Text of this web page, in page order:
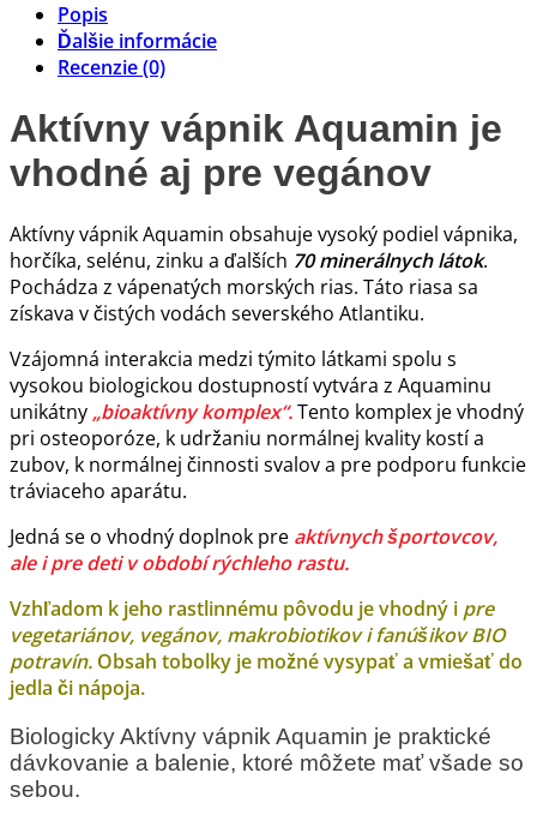
Popis
Ďalšie informácie
Recenzie (0)
Aktívny vápnik Aquamin je
vhodné aj pre vegánov
Aktívny vápnik Aquamin obsahuje vysoký podiel vápnika,
horčíka, selénu, zinku a ďalších 70 minerálnych látok.
Pochádza z vápenatých morských rias. Táto riasa sa
získava v čistých vodách severského Atlantiku.
Vzájomná interakcia medzi týmito látkami spolu s
vysokou biologickou dostupností vytvára z Aquaminu
unikátny „bioaktívny komplex“.Tento komplex je vhodný
pri osteoporóze, k udržaniu normálnej kvality kostí a
zubov, k normálnej činnosti svalov a pre podporu funkcie
tráviaceho aparátu.
Jedná se o vhodný doplnok pre aktívnych športovcov,
ale i pre deti v období rýchleho rastu.
Vzhľadom k jeho rastlinnému pôvodu je vhodný i pre
vegetariánov, vegánov, makrobiotikov i fanúšikov BIO
potravín. Obsah tobolky je možné vysypať a vmiešať do
jedla či nápoja.
Biologicky Aktívny vápnik Aquamin je praktické
dávkovanie a balenie, ktoré môžete mať všade so
sebou.